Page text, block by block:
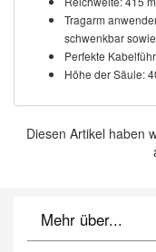
Tragarm
schwenkbar
Perfekte
Höhe der Säule:
Diesen Artikel haben
Mehr über...